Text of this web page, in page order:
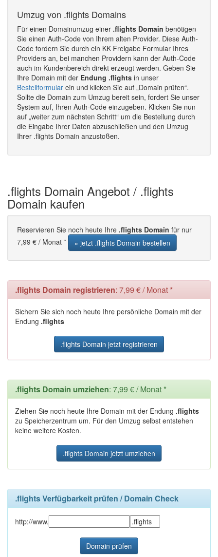
Umzug von .flights Domains
Für einen Domainumzug einer .flights Domain benötigen
Sie einen Auth-Code von Ihrem alten Provider. Diese Auth-
Code fordern Sie durch ein KK Freigabe Formular Ihres
Providers an, bei manchen Providern kann der Auth-Code
auch im Kundenbereich direkt erzeugt werden. Geben Sie
Ihre Domain mit der Endung .flights in unser
Bestellformular ein und klicken Sie auf „Domain prüfen“.
Sollte die Domain zum Umzug bereit sein, fordert Sie unser
System auf, Ihren Auth-Code einzugeben. Klicken Sie nun
auf „weiter zum nächsten Schritt“ um die Bestellung durch
die Eingabe Ihrer Daten abzuschließen und den Umzug
Ihrer .flights Domain anzustoßen.
.flights Domain Angebot / .flights
Domain kaufen
Reservieren Sie noch heute Ihre .flights Domain für nur
7,99 € / Monat *
» jetzt .flights Domain bestellen
.flights Domain registrieren: 7,99 € / Monat *
Sichern Sie sich noch heute Ihre persönliche Domain mit der
Endung .flights
.flights Domain jetzt registrieren
.flights Domain umziehen: 7,99 € / Monat *
Ziehen Sie noch heute Ihre Domain mit der Endung .flights
zu Speicherzentrum um. Für den Umzug selbst entstehen
keine weitere Kosten.
.flights Domain jetzt umziehen
.flights Verfügbarkeit prüfen / Domain Check
http://www.